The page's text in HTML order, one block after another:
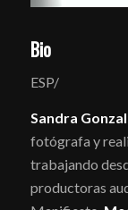
Bio
ESP/
Sandra
fotógrafa y
trabajando
productoras